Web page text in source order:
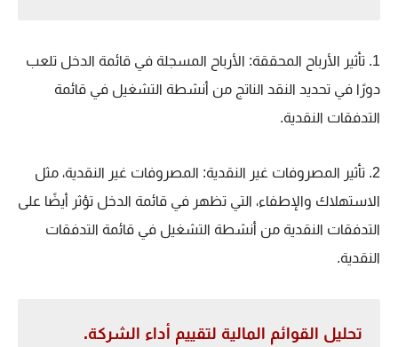
1. تأثير الأرباح المحققة: الأرباح المسجلة في قائمة الدخل تلعب
دورًا في تحديد النقد الناتج من أنشطة التشغيل في قائمة
التدفقات النقدية.
2. تأثير المصروفات غير النقدية: المصروفات غير النقدية، مثل
الاستهلاك والإطفاء، التي تظهر في قائمة الدخل تؤثر أيضًا على
التدفقات النقدية من أنشطة التشغيل في قائمة التدفقات
النقدية.
تحليل القوائم المالية لتقييم أداء الشركة.